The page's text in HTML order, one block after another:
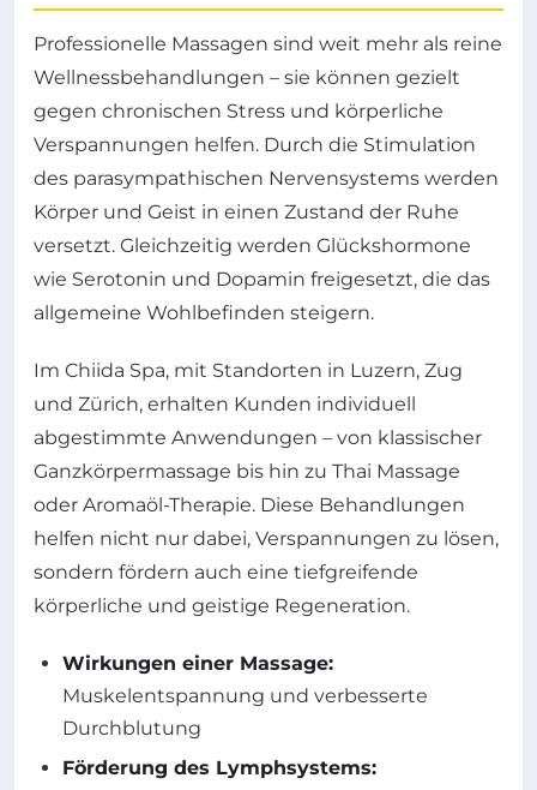
Professionelle Massagen sind weit mehr als reine
Wellnessbehandlungen – sie können gezielt
gegen chronischen Stress und körperliche
Verspannungen helfen. Durch die Stimulation
des parasympathischen Nervensystems werden
Körper und Geist in einen Zustand der Ruhe
versetzt. Gleichzeitig werden Glückshormone
wie Serotonin und Dopamin freigesetzt, die das
allgemeine Wohlbefinden steigern.
Im Chiida Spa, mit Standorten in Luzern, Zug
und Zürich, erhalten Kunden individuell
abgestimmte Anwendungen – von klassischer
Ganzkörpermassage bis hin zu Thai Massage
oder Aromaöl-Therapie. Diese Behandlungen
helfen nicht nur dabei, Verspannungen zu lösen,
sondern fördern auch eine tiefgreifende
körperliche und geistige Regeneration.
Wirkungen einer Massage:
Muskelentspannung und verbesserte
Durchblutung
Förderung des Lymphsystems: